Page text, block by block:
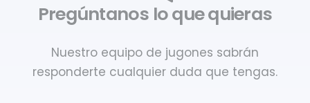
Pregúntanos lo que quieras
Nuestro equipo de jugones sabrán
responderte cualquier duda que tengas.